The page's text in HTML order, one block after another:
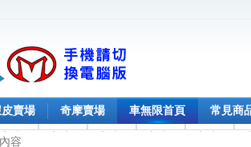
賣場 奇摩賣場 車無限首頁 常見商